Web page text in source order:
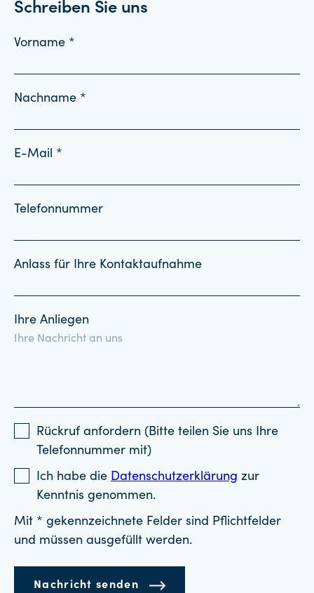
Schreiben Sie uns
Vorname *
Nachname *
E-Mail *
Telefonnummer
Anlass für Ihre Kontaktaufnahme
Ihre Anliegen
Rückruf anfordern (Bitte teilen Sie uns Ihre
Telefonnummer mit)
Ich habe die Datenschutzerklärung zur
Kenntnis genommen.
Mit * gekennzeichnete Felder sind Pflichtfelder
und müssen ausgefüllt werden.
Nachricht senden